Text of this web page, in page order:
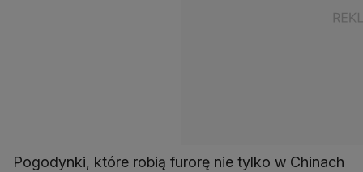
Pogodynki, które robią furorę nie tylko w Chinach